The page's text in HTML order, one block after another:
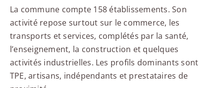
La commune compte 158 établissements. Son
activité repose surtout sur le commerce, les
transports et services, complétés par la santé,
l’enseignement, la construction et quelques
activités industrielles. Les profils dominants sont
TPE, artisans, indépendants et prestataires de